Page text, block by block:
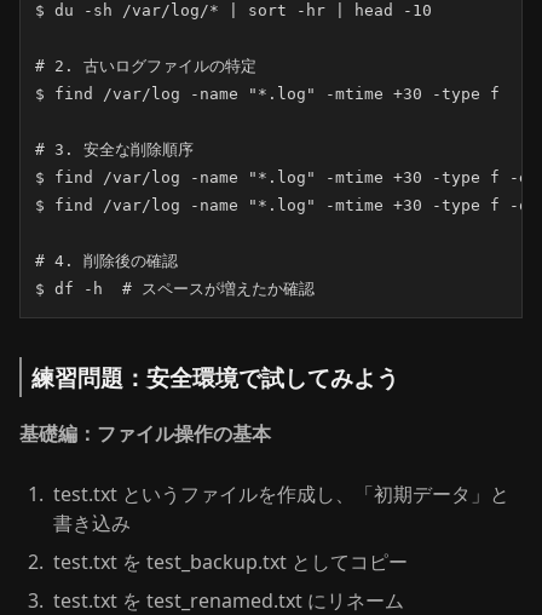
$ du -sh /var/log/* | sort -hr | head -10
# 2. 古いログファイルの特定
$ find /var/log -name "*.log" -mtime +30 -type f
# 3. 安全な削除順序
$ find /var/log -name "*.log" -mtime +30 -type f -
$ find /var/log -name "*.log" -mtime +30 -type f -
# 4. 削除後の確認
$ df -h  # スペースが増えたか確認
練習問題：安全環境で試してみよう
基礎編：ファイル操作の基本
test.txt というファイルを作成し、「初期データ」と
書き込み
test.txt を test_backup.txt としてコピー
test.txt を test_renamed.txt にリネーム